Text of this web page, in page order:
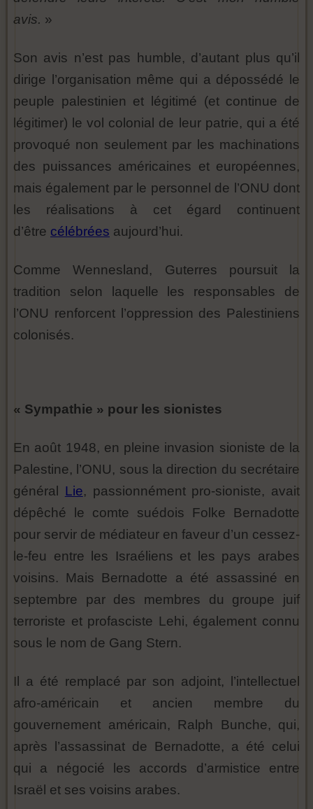
avis. »
Son avis n’est pas humble, d’autant plus qu’il
dirige l’organisation même qui a dépossédé le
peuple palestinien et légitimé (et continue de
légitimer) le vol colonial de leur patrie, qui a été
provoqué non seulement par les machinations
des puissances américaines et européennes,
mais également par le personnel de l’ONU dont
les réalisations à cet égard continuent
d’être célébrées aujourd’hui.
Comme Wennesland, Guterres poursuit la
tradition selon laquelle les responsables de
l’ONU renforcent l’oppression des Palestiniens
colonisés.
« Sympathie » pour les sionistes
En août 1948, en pleine invasion sioniste de la
Palestine, l’ONU, sous la direction du secrétaire
général Lie, passionnément pro-sioniste, avait
dépêché le comte suédois Folke Bernadotte
pour servir de médiateur en faveur d’un cessez-
le-feu entre les Israéliens et les pays arabes
voisins. Mais Bernadotte a été assassiné en
septembre par des membres du groupe juif
terroriste et profasciste Lehi, également connu
sous le nom de Gang Stern.
Il a été remplacé par son adjoint, l’intellectuel
afro-américain et ancien membre du
gouvernement américain, Ralph Bunche, qui,
après l’assassinat de Bernadotte, a été celui
qui a négocié les accords d’armistice entre
Israël et ses voisins arabes.